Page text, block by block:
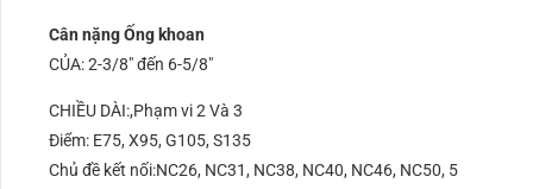
Cân nặngỐng khoan
CỦA: 2-3/8″ đến 6-5/8″
CHIỀU DÀI:,Phạm vi 2 Và 3
Điểm: E75, X95, G105, S135
Chủ đề kết nối:NC26, NC31, NC38, NC40, NC46, NC50, 5